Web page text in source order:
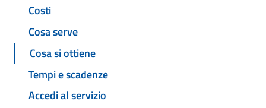
Costi
Cosa serve
Cosa si ottiene
Tempi e scadenze
Accedi al servizio